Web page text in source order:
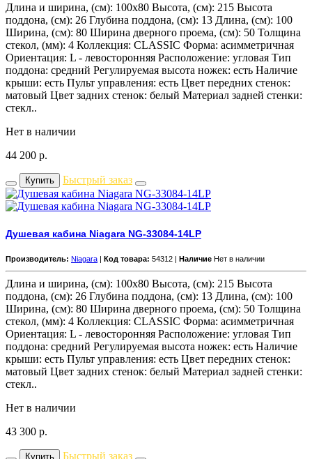
Длина и ширина, (см): 100x80 Высота, (см): 215 Высота
поддона, (см): 26 Глубина поддона, (см): 13 Длина, (см): 100
Ширина, (см): 80 Ширина дверного проема, (см): 50 Толщина
стекол, (мм): 4 Коллекция: CLASSIC Форма: асимметричная
Ориентация: L - левосторонняя Расположение: угловая Тип
поддона: средний Регулируемая высота ножек: есть Наличие
крыши: есть Пульт управления: есть Цвет передних стенок:
матовый Цвет задних стенок: белый Материал задней стенки:
стекл..
Нет в наличии
44 200 р.
Купить Быстрый заказ
Душевая кабина Niagara NG-33084-14LP
Производитель: Niagara Код товара: 54312 | Наличие Нет в наличии
Длина и ширина, (см): 100x80 Высота, (см): 215 Высота
поддона, (см): 26 Глубина поддона, (см): 13 Длина, (см): 100
Ширина, (см): 80 Ширина дверного проема, (см): 50 Толщина
стекол, (мм): 4 Коллекция: CLASSIC Форма: асимметричная
Ориентация: L - левосторонняя Расположение: угловая Тип
поддона: средний Регулируемая высота ножек: есть Наличие
крыши: есть Пульт управления: есть Цвет передних стенок:
матовый Цвет задних стенок: белый Материал задней стенки:
стекл..
Нет в наличии
43 300 р.
Купить Быстрый заказ